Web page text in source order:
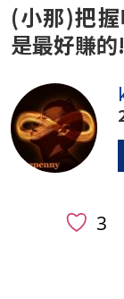
(小那)把
是最好賺的!